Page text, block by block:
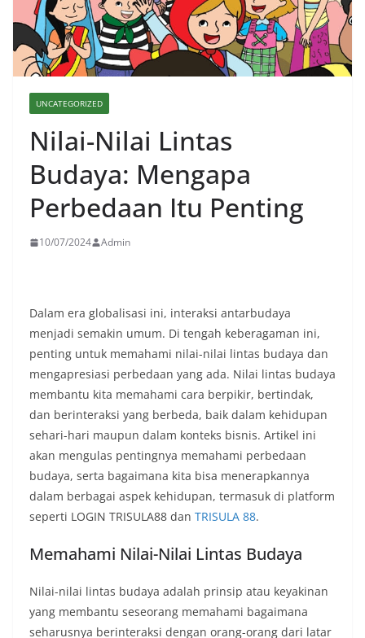
UNCATEGORIZED
Nilai-Nilai Lintas
Budaya: Mengapa
Perbedaan Itu Penting
10/07/2024 Admin
Dalam era globalisasi ini, interaksi antarbudaya
menjadi semakin umum. Di tengah keberagaman ini,
penting untuk memahami nilai-nilai lintas budaya dan
mengapresiasi perbedaan yang ada. Nilai lintas budaya
membantu kita memahami cara berpikir, bertindak,
dan berinteraksi yang berbeda, baik dalam kehidupan
sehari-hari maupun dalam konteks bisnis. Artikel ini
akan mengulas pentingnya memahami perbedaan
budaya, serta bagaimana kita bisa menerapkannya
dalam berbagai aspek kehidupan, termasuk di platform
seperti LOGIN TRISULA88 dan TRISULA 88.
Memahami Nilai-Nilai Lintas Budaya
Nilai-nilai lintas budaya adalah prinsip atau keyakinan
yang membantu seseorang memahami bagaimana
seharusnya berinteraksi dengan orang-orang dari latar